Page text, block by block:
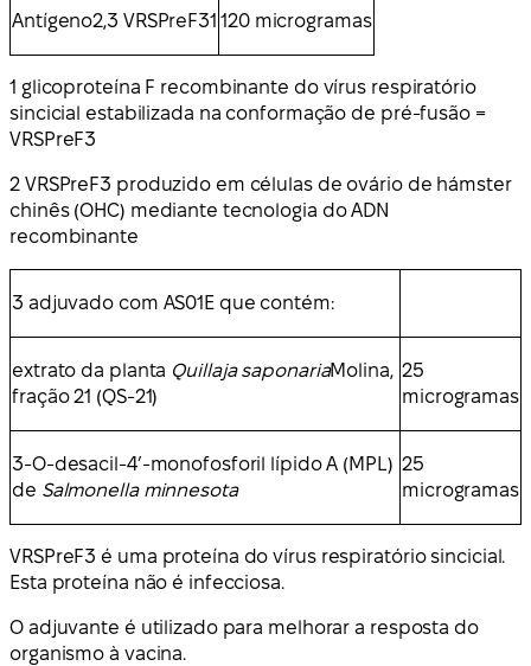
Antígeno2,3 VRSPreF31 120 microgramas
1 glicoproteína F recombinante do vírus respiratório
sincicial estabilizada na conformação de pré-fusão =
VRSPreF3
2 VRSPreF3 produzido em células de ovário de hámster
chinês (OHC) mediante tecnologia do ADN
recombinante
3 adjuvado com AS01E que contém:
extrato da planta Quillaja saponariaMolina,
fração 21 (QS-21)
25
microgramas
3-O-desacil-4’-monofosforil lípido A (MPL)
de Salmonella minnesota
25
microgramas
VRSPreF3 é uma proteína do vírus respiratório sincicial.
Esta proteína não é infecciosa.
O adjuvante é utilizado para melhorar a resposta do
organismo à vacina.